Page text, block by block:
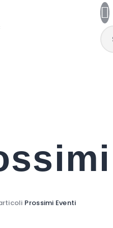
Prossimi Eventi